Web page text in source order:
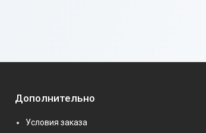
Дополнительно
Условия заказа